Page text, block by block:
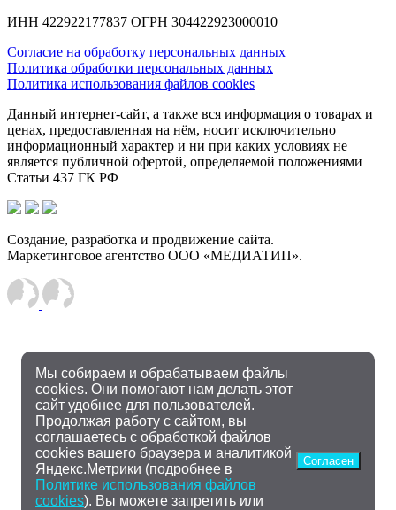
ИНН 422922177837 ОГРН 304422923000010
Согласие на обработку персональных данных
Политика обработки персональных данных
Политика использования файлов cookies
Данный интернет-сайт, а также вся информация о товарах и
ценах, предоставленная на нём, носит исключительно
информационный характер и ни при каких условиях не
является публичной офертой, определяемой положениями
Статьи 437 ГК РФ
Создание, разработка и продвижение сайта.
Маркетинговое агентство ООО «МЕДИАТИП».
Мы собираем и обрабатываем файлы
cookies. Они помогают нам делать этот
сайт удобнее для пользователей.
Продолжая работу с сайтом, вы
соглашаетесь с обработкой файлов
cookies вашего браузера и аналитикой
Яндекс.Метрики (подробнее в
Политике использования файлов
cookies). Вы можете запретить или
Согласен